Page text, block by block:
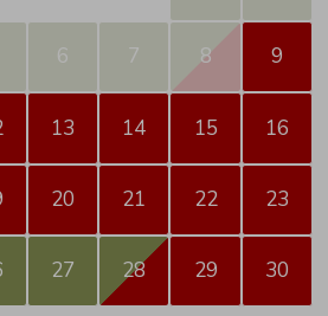
6 7 8 9
13 14 15 16
20 21 22 23
27 28 29 30